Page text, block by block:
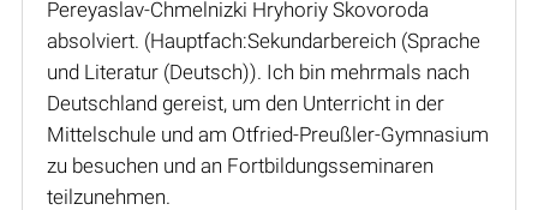
Pereyaslav-Chmelnizki Hryhoriy Skovoroda
absolviert. (Hauptfach:Sekundarbereich (Sprache
und Literatur (Deutsch)). Ich bin mehrmals nach
Deutschland gereist, um den Unterricht in der
Mittelschule und am Otfried-Preußler-Gymnasium
zu besuchen und an Fortbildungsseminaren
teilzunehmen.